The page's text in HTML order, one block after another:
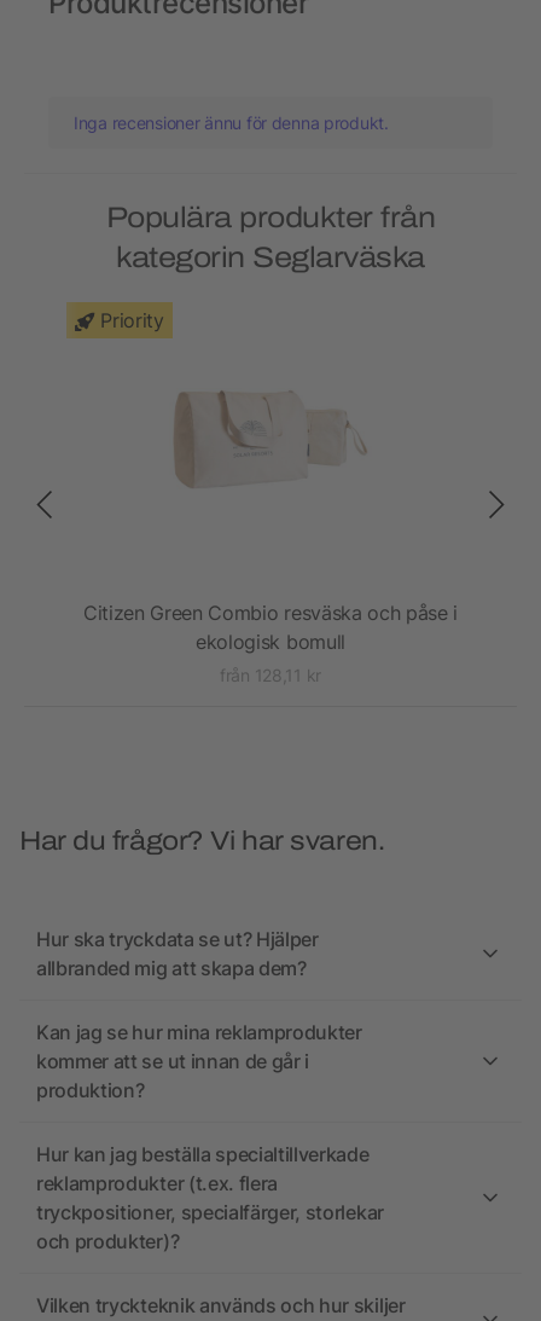
Inga recensioner ännu för denna produkt.
Populära produkter från
kategorin Seglarväska
Priority
Citizen Green Combio resväska och påse i
ekologisk bomull
från 128,11 kr
Har du frågor? Vi har svaren.
Hur ska tryckdata se ut? Hjälper
allbranded mig att skapa dem?
Kan jag se hur mina reklamprodukter
kommer att se ut innan de går i
produktion?
Hur kan jag beställa specialtillverkade
reklamprodukter (t.ex. flera
tryckpositioner, specialfärger, storlekar
och produkter)?
Vilken tryckteknik används och hur skiljer